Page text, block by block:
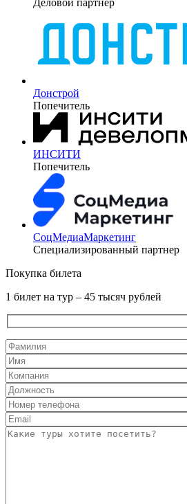
Деловой партнер
Донстрой
Попечитель
ИНСИТИ
Попечитель
СоцМедиаМаркетинг
Специализированный партнер
Покупка билета
1 билет на тур – 45 тысяч рублей